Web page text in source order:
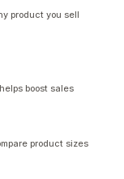
product you sell
boost sales
product sizes